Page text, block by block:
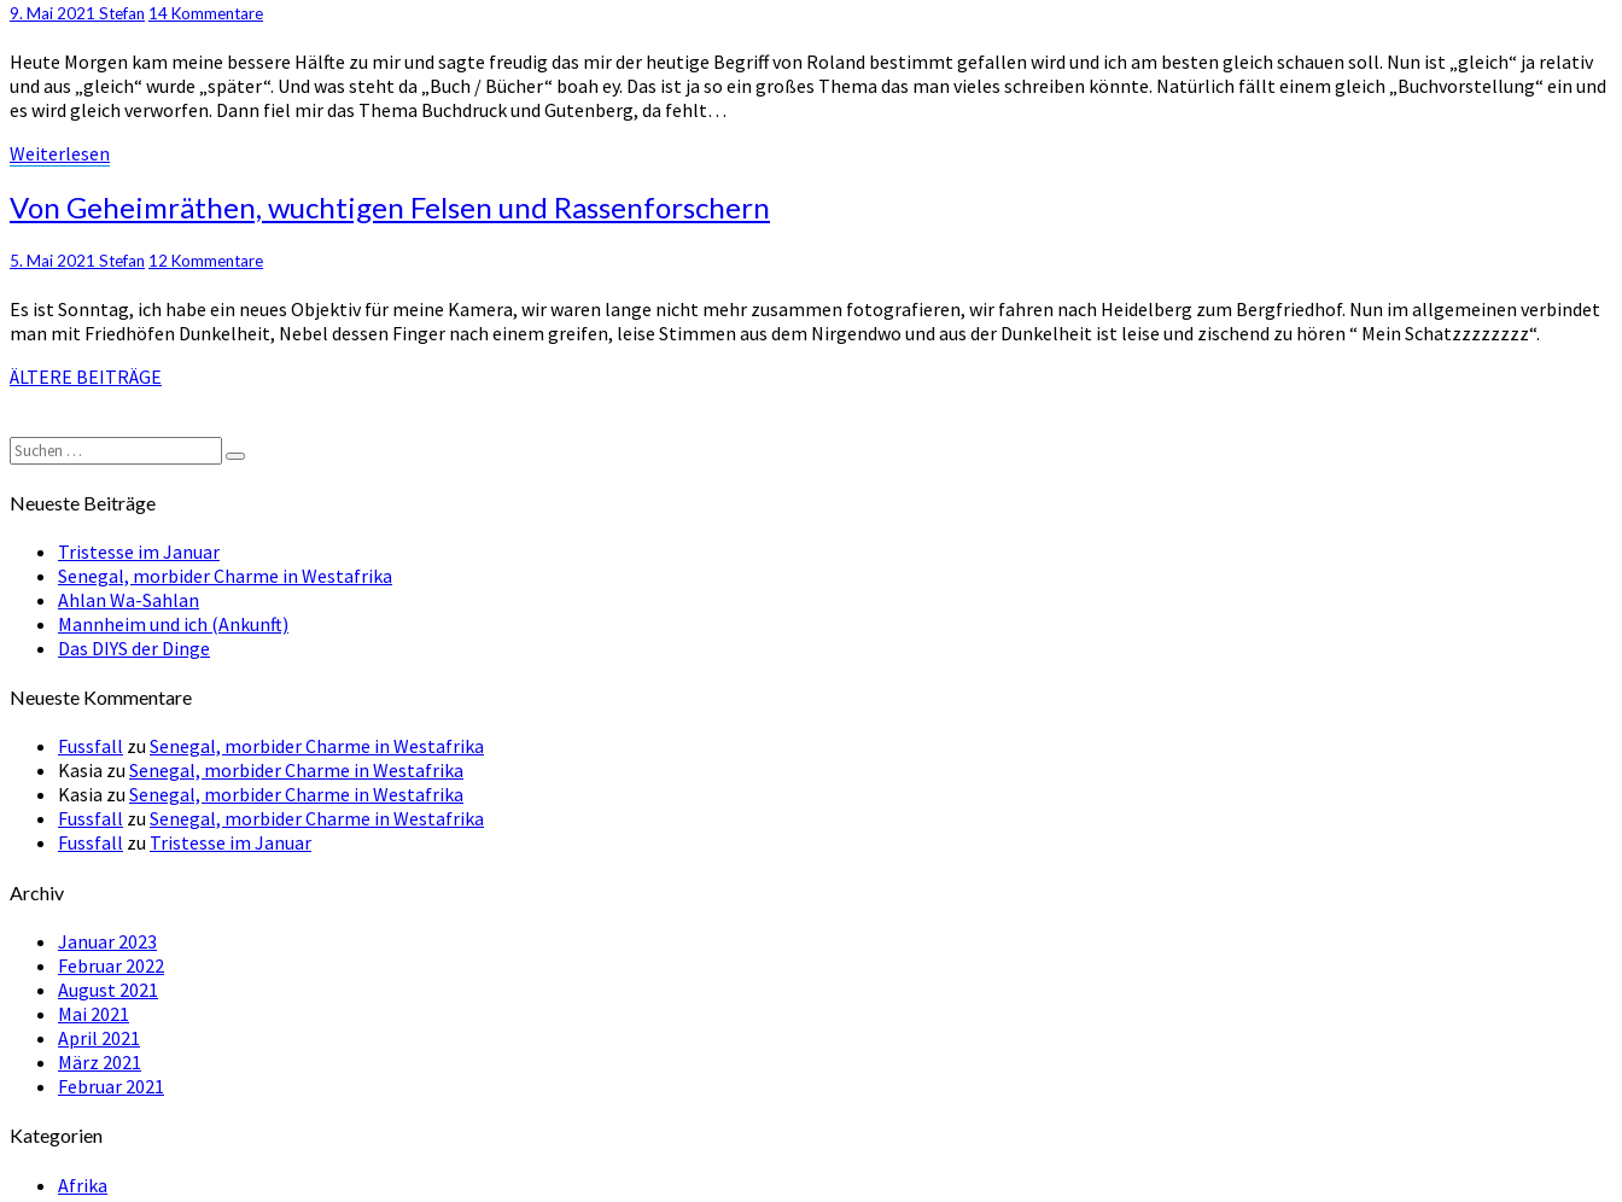
Dinge
9. Mai 2021 Stefan Kommentare
14 Kommentare
Heute Morgen kam meine bessere Hälfte zu mir und sagte freudig das mir der heutige Begriff von Roland bestimmt gefallen wird und ich am besten gleich schauen soll. Nun ist „gleich“ ja relativ
und aus „gleich“ wurde „später“. Und was steht da „Buch / Bücher“ boah ey. Das ist ja so ein großes Thema das man vieles schreiben könnte. Natürlich fällt einem gleich „Buchvorstellung“ ein und
es wird gleich verworfen. Dann fiel mir das Thema Buchdruck und Gutenberg, da fehlt…
Weiterlesen
Von
Geheimräthen,
wuchtigen
Felsen
und
Rassenforschern
Von Geheimräthen, wuchtigen Felsen und Rassenforschern
5. Mai 2021 Stefan Kommentare
12 Kommentare
Es ist Sonntag, ich habe ein neues Objektiv für meine Kamera, wir waren lange nicht mehr zusammen fotografieren, wir fahren nach Heidelberg zum Bergfriedhof. Nun im allgemeinen verbindet
man mit Friedhöfen Dunkelheit, Nebel dessen Finger nach einem greifen, leise Stimmen aus dem Nirgendwo und aus der Dunkelheit ist leise und zischend zu hören “ Mein Schatzzzzzzzz“.
Beitragsnavigation
ÄLTERE BEITRÄGE
Suchen
nach:
Suchen
Neueste Beiträge
Tristesse im Januar
Senegal, morbider Charme in Westafrika
Ahlan Wa-Sahlan
Mannheim und ich (Ankunft)
Das DIYS der Dinge
Neueste Kommentare
Fussfall zu Senegal, morbider Charme in Westafrika
Kasia zu Senegal, morbider Charme in Westafrika
Kasia zu Senegal, morbider Charme in Westafrika
Fussfall zu Senegal, morbider Charme in Westafrika
Fussfall zu Tristesse im Januar
Archiv
Januar 2023
Februar 2022
August 2021
Mai 2021
April 2021
März 2021
Februar 2021
Kategorien
Afrika